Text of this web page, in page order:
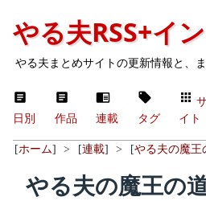
やる夫RSS+イ
やる夫まとめサイトの更新情報と、
日別 作品 連載 タグ
イト
[ホーム] > [連載] > [やる夫の魔王
やる夫の魔王の